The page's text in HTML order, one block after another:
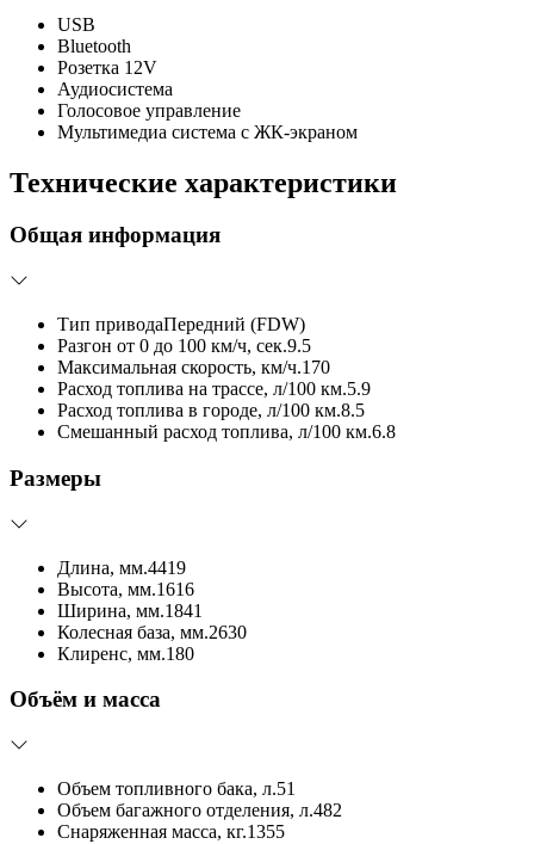
USB
Bluetooth
Розетка 12V
Аудиосистема
Голосовое управление
Мультимедиа система с ЖК-экраном
Технические характеристики
Общая информация
Тип приводаПередний (FDW)
Разгон от 0 до 100 км/ч, сек.9.5
Максимальная скорость, км/ч.170
Расход топлива на трассе, л/100 км.5.9
Расход топлива в городе, л/100 км.8.5
Смешанный расход топлива, л/100 км.6.8
Размеры
Длина, мм.4419
Высота, мм.1616
Ширина, мм.1841
Колесная база, мм.2630
Клиренс, мм.180
Объём и масса
Объем топливного бака, л.51
Объем багажного отделения, л.482
Снаряженная масса, кг.1355